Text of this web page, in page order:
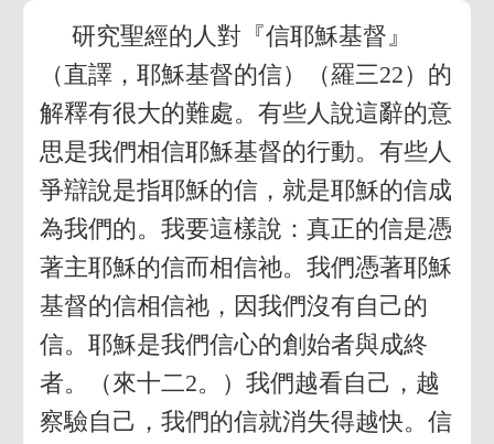
研究聖經的人對『信耶穌基督』
（直譯，耶穌基督的信）（羅三22）的
解釋有很大的難處。有些人說這辭的意
思是我們相信耶穌基督的行動。有些人
爭辯說是指耶穌的信，就是耶穌的信成
為我們的。我要這樣說：真正的信是憑
著主耶穌的信而相信祂。我們憑著耶穌
基督的信相信祂，因我們沒有自己的
信。耶穌是我們信心的創始者與成終
者。（來十二2。）我們越看自己，越
察驗自己，我們的信就消失得越快。信